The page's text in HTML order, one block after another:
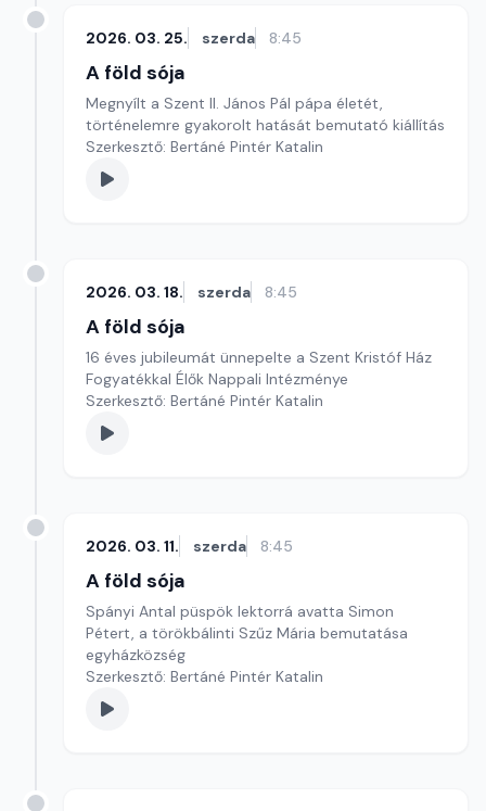
2026. 03. 25. szerda 8:45
A föld sója
Megnyílt a Szent II. János Pál pápa életét,
történelemre gyakorolt hatását bemutató kiállítás
Szerkesztő: Bertáné Pintér Katalin
2026. 03. 18. szerda 8:45
A föld sója
16 éves jubileumát ünnepelte a Szent Kristóf Ház
Fogyatékkal Élők Nappali Intézménye
Szerkesztő: Bertáné Pintér Katalin
2026. 03. 11. szerda 8:45
A föld sója
Spányi Antal püspök lektorrá avatta Simon
Pétert, a törökbálinti Szűz Mária bemutatása
egyházközség
Szerkesztő: Bertáné Pintér Katalin